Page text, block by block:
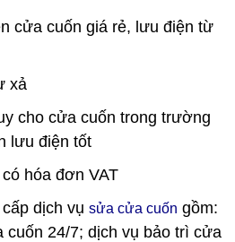
cửa cuốn giá rẻ, lưu điện từ
xả
cho cửa cuốn trong trường
lưu điện tốt
hóa đơn VAT
dịch vụ sửa cửa cuốn gồm:
24/7; dịch vụ bảo trì cửa